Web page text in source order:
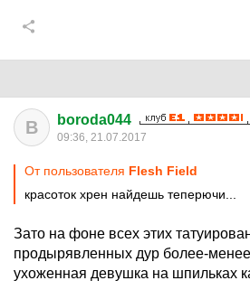
B boroda044
09:36, 21.07.2017
От пользователя Flesh Field
красоток хрен найдешь теперючи...
Зато на фоне всех этих
продырявленных дур более-
ухоженная девушка на шпильках